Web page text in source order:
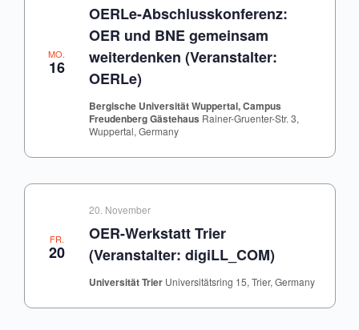
MO.
16
OERLe-Abschlusskonferenz:
OER und BNE gemeinsam
weiterdenken (Veranstalter:
OERLe)
Bergische Universität Wuppertal, Campus
Freudenberg Gästehaus Rainer-Gruenter-Str. 3,
Wuppertal, Germany
FR.
20
OER-Werkstatt Trier
(Veranstalter: digiLL_COM)
20. November
Universität Trier Universitätsring 15, Trier, Germany